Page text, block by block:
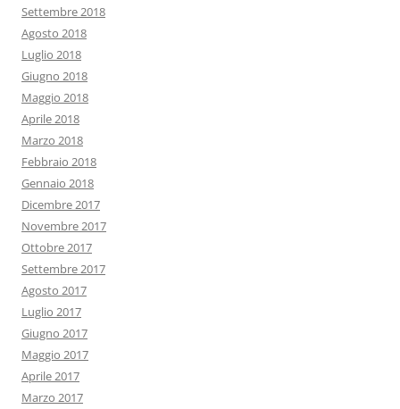
Settembre 2018
Agosto 2018
Luglio 2018
Giugno 2018
Maggio 2018
Aprile 2018
Marzo 2018
Febbraio 2018
Gennaio 2018
Dicembre 2017
Novembre 2017
Ottobre 2017
Settembre 2017
Agosto 2017
Luglio 2017
Giugno 2017
Maggio 2017
Aprile 2017
Marzo 2017